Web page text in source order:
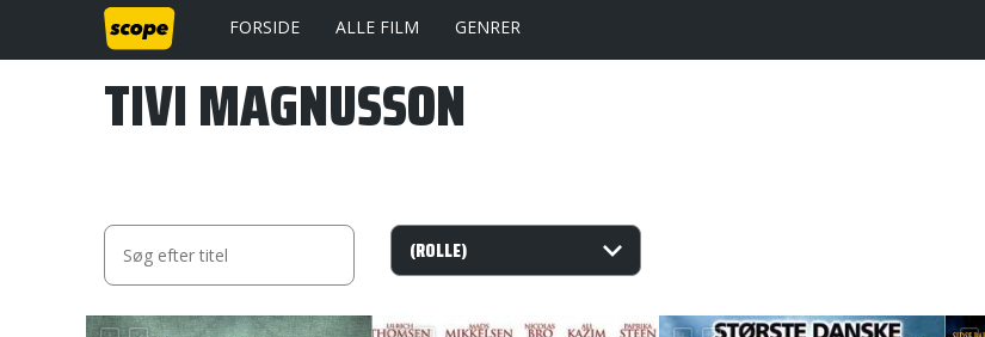
FORSIDE ALLE FILM GENRER
TIVI MAGNUSSON